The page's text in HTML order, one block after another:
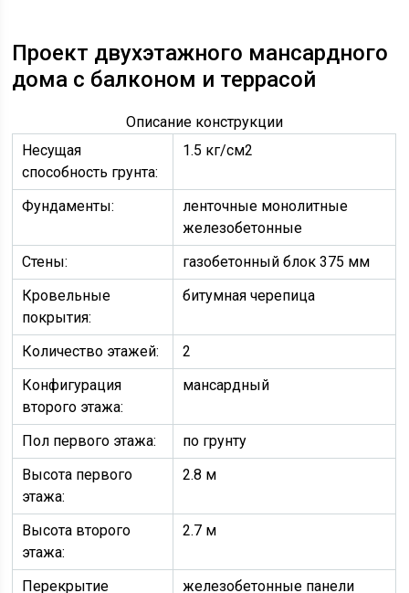
Проект двухэтажного мансардного
дома с балконом и террасой
Описание конструкции
Несущая
способность грунта:
1.5 кг/см2
Фундаменты:
ленточные монолитные
железобетонные
Стены:
газобетонный блок 375 мм
Кровельные
покрытия:
битумная черепица
Количество этажей:
2
Конфигурация
второго этажа:
мансардный
Пол первого этажа:
по грунту
Высота первого
этажа:
2.8 м
Высота второго
этажа:
2.7 м
Перекрытие железобетонные панели